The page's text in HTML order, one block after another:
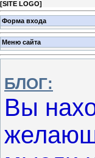
[SITE LOGO]
Форма входа
Меню сайта
БЛОГ:
Вы